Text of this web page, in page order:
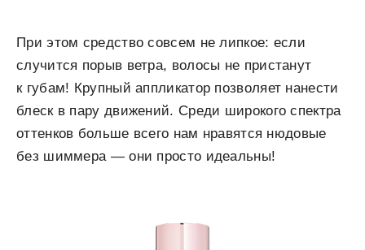
При этом средство совсем не липкое: если
случится порыв ветра, волосы не пристанут
к губам! Крупный аппликатор позволяет нанести
блеск в пару движений. Среди широкого спектра
оттенков больше всего нам нравятся нюдовые
без шиммера — они просто идеальны!